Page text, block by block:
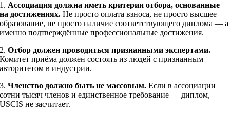
1. Ассоциация должна иметь критерии отбора, основанные
на достижениях. Не просто оплата взноса, не просто высшее
образование, не просто наличие соответствующего диплома — а
именно подтверждённые профессиональные достижения.
2.Отбор должен проводиться признанными экспертами.
Комитет приёма должен состоять из людей с признанным
авторитетом в индустрии.
3.Членство должно быть не массовым. Если в ассоциации
сотни тысяч членов и единственное требование — диплом,
USCIS не засчитает.